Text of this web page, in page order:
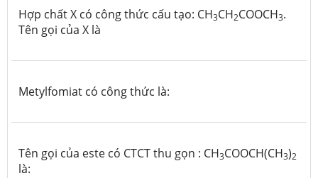
Hợp chất X có công thức cấu tạo: CH3CH2COOCH3.
Tên gọi của X là
Metylfomiat có công thức là:
Tên gọi của este có CTCT thu gọn : CH3COOCH(CH3)2
là: